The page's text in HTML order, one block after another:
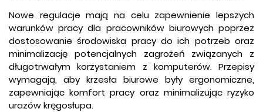
Nowe regulacje mają na celu zapewnienie lepszych
warunków pracy dla pracowników biurowych poprzez
dostosowanie środowiska pracy do ich potrzeb oraz
minimalizację potencjalnych zagrożeń związanych z
długotrwałym korzystaniem z komputerów. Przepisy
wymagają, aby krzesła biurowe były ergonomiczne,
zapewniając komfort pracy oraz minimalizując ryzyko
urazów kręgosłupa.